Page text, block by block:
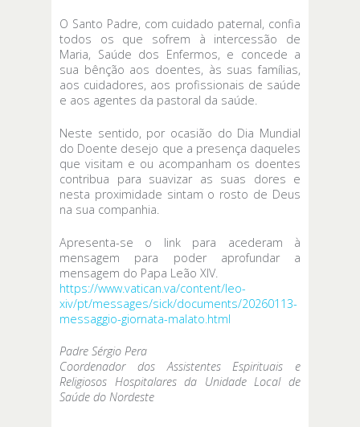
O Santo Padre, com cuidado paternal, confia
todos os que sofrem à intercessão de
Maria, Saúde dos Enfermos, e concede a
sua bênção aos doentes, às suas famílias,
aos cuidadores, aos profissionais de saúde
e aos agentes da pastoral da saúde.
Neste sentido, por ocasião do Dia Mundial
do Doente desejo que a presença daqueles
que visitam e ou acompanham os doentes
contribua para suavizar as suas dores e
nesta proximidade sintam o rosto de Deus
na sua companhia.
Apresenta-se o link para acederam à
mensagem para poder aprofundar a
mensagem do Papa Leão XIV.
https://www.vatican.va/content/leo-
xiv/pt/messages/sick/documents/20260113-
messaggio-giornata-malato.html
Padre Sérgio Pera
Coordenador dos Assistentes Espirituais e
Religiosos Hospitalares da Unidade Local de
Saúde do Nordeste